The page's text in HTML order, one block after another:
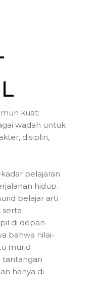
kuat:
wadah untuk
disiplin,
pelajaran
hidup.
belajar arti
serta
di depan
bahwa nilai-
murid
tantangan
hanya di